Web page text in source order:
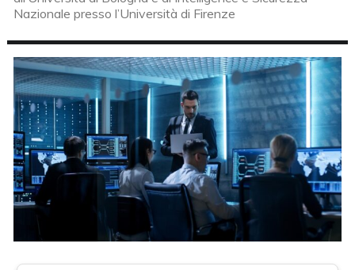
Nazionale presso l’Università di Firenze